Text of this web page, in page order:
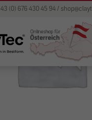
(0) 676 430 45 94 /